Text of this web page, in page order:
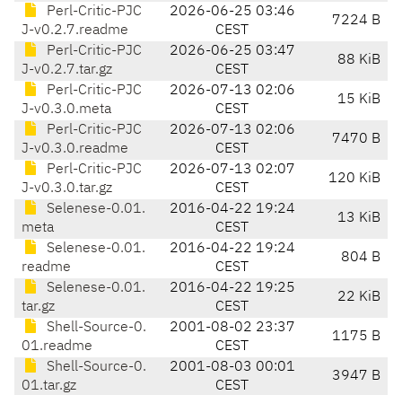
Perl-Critic-PJC
J-v0.2.7.readme
2026-06-25 03:46
CEST
7224 B
Perl-Critic-PJC
J-v0.2.7.tar.gz
2026-06-25 03:47
CEST
88 KiB
Perl-Critic-PJC
J-v0.3.0.meta
2026-07-13 02:06
CEST
15 KiB
Perl-Critic-PJC
J-v0.3.0.readme
2026-07-13 02:06
CEST
7470 B
Perl-Critic-PJC
J-v0.3.0.tar.gz
2026-07-13 02:07
CEST
120 KiB
Selenese-0.01.
meta
2016-04-22 19:24
CEST
13 KiB
Selenese-0.01.
readme
2016-04-22 19:24
CEST
804 B
Selenese-0.01.
tar.gz
2016-04-22 19:25
CEST
22 KiB
Shell-Source-0.
01.readme
2001-08-02 23:37
CEST
1175 B
Shell-Source-0.
01.tar.gz
2001-08-03 00:01
CEST
3947 B